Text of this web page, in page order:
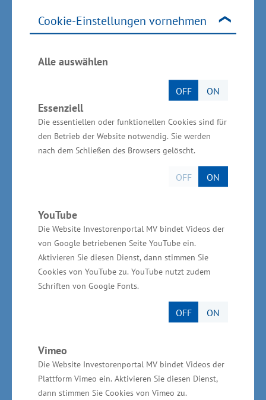
Cookie-Einstellungen vornehmen
Alle auswählen
OFF ON
Essenziell
Die essentiellen oder funktionellen Cookies sind für
den Betrieb der Website notwendig. Sie werden
nach dem Schließen des Browsers gelöscht.
OFF ON
YouTube
Die Website Investorenportal MV bindet Videos der
von Google betriebenen Seite YouTube ein.
Aktivieren Sie diesen Dienst, dann stimmen Sie
Cookies von YouTube zu. YouTube nutzt zudem
Schriften von Google Fonts.
OFF ON
Vimeo
Die Website Investorenportal MV bindet Videos der
Plattform Vimeo ein. Aktivieren Sie diesen Dienst,
dann stimmen Sie Cookies von Vimeo zu.
Autoinjektoren und Pumpensysteme entstehen.
ca. 340 Mitarbeiter und beim Kranhersteller
Liebherr in Rostock entstanden 1.500
Arbeitsplätze. Bei der Anklam Extrakt GmbH
sind 75 Beschäftige im Unternehmen tätig. Die
Firma produziert und vertreibt hochwertige
Pflanzenextrakte für die Pharma- und
Außenhandel gewinnt an Bedeutung
Der Außenhandel (Summe im Im- und Export)
zwischen der Schweiz und M-V hat in den
letzten Jahren kontinuierlich zugenommen. Im
Jahr 2017 ist mit 249 Millionen Euro der bisher
Außenhandelsbilanz schloss mit einem
Überschuss von 85 Millionen Euro ab. „Der
Außenhandel mit der Schweiz gewinnt mehr an